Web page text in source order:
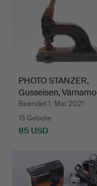
PHOTO STANZER,
Gusseisen, Värnamo
Fotograf…
Beendet 1. Mai 2021
13 Gebote
85 USD